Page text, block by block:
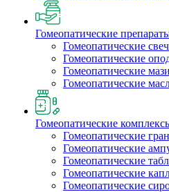
Гомеопатические
Гомеопатические
Гомеопатические
Гомеопатические мази
Гомеопатические
Гомеопатические
Гомеопатические
Гомеопатические
Гомеопатические
Гомеопатические
Гомеопатические